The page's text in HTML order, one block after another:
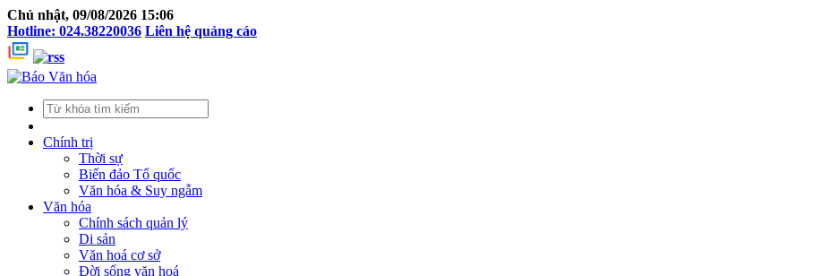
Chủ nhật, 09/08/2026 15:06
Hotline: 024.38220036 Liên hệ quảng cáo
Chính trị
Thời sự
Biển đảo Tổ quốc
Văn hóa & Suy ngẫm
Văn hóa
Chính sách quản lý
Di sản
Văn hoá cơ sở
Đời sống văn hoá